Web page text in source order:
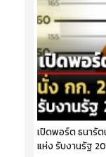
เปิดพอร์ต ธนารั
แห่ง รับงานรัฐ